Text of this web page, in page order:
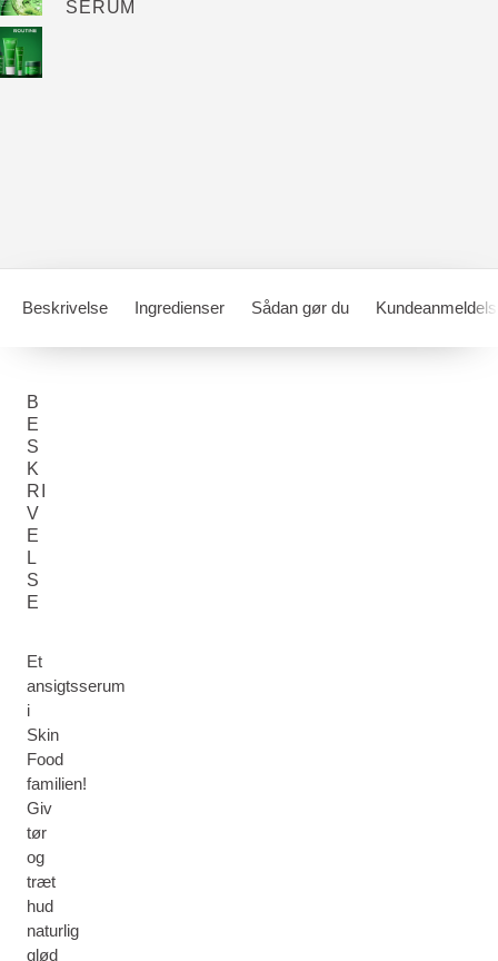
SERUM
Beskrivelse Ingredienser Sådan gør du
B
E
S
K
RI
V
E
L
S
E
Et
ansigtsserum
i
Skin
Food
familien!
Giv
tør
og
træt
hud
naturlig
glød